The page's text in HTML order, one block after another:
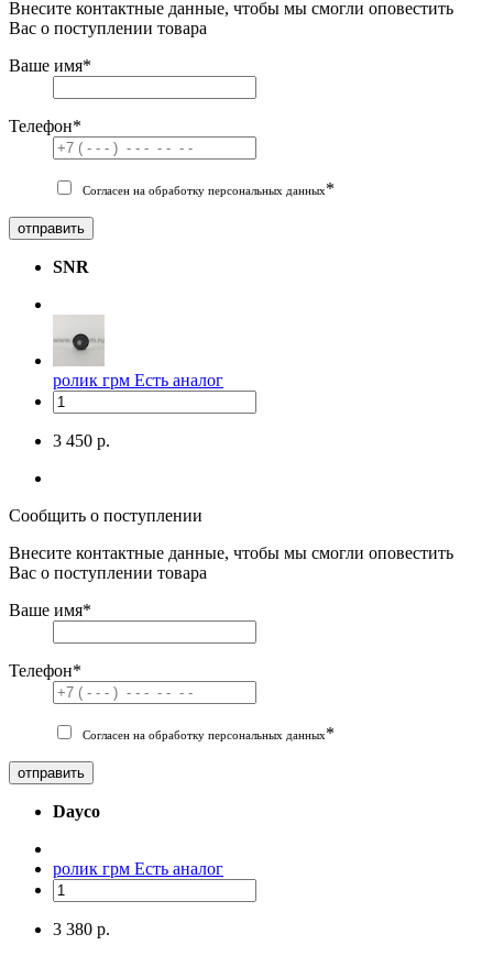
Внесите контактные данные, чтобы мы смогли оповестить
Вас о поступлении товара
Ваше имя*
Телефон*
Согласен на обработку персональных данных*
отправить
SNR
ролик грм Есть аналог
3 450 р.
Сообщить о поступлении
Внесите контактные данные, чтобы мы смогли оповестить
Вас о поступлении товара
Ваше имя*
Телефон*
Согласен на обработку персональных данных*
отправить
Dayco
ролик грм Есть аналог
3 380 р.